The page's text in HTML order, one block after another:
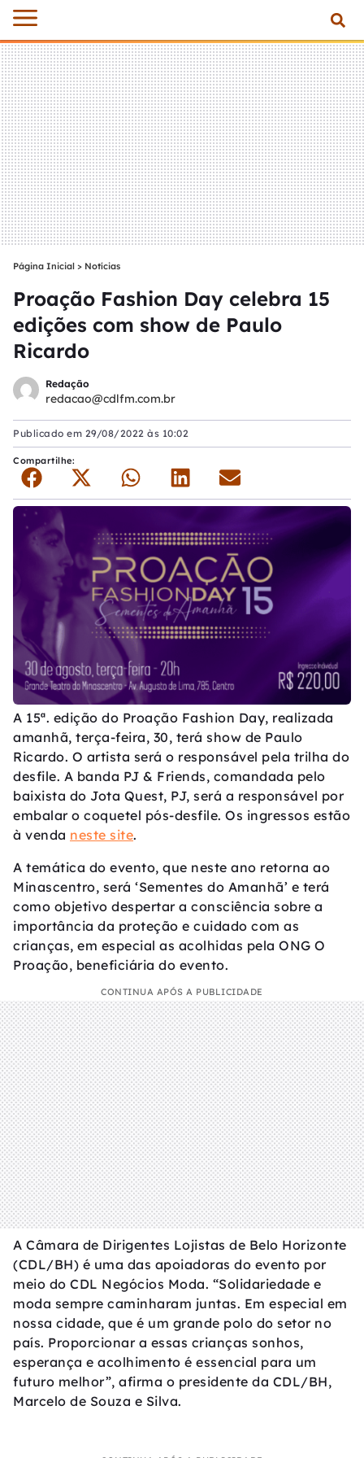
Página Inicial > Notícias
Proação Fashion Day celebra 15
edições com show de Paulo
Ricardo
Redação
redacao@cdlfm.com.br
Publicado em 29/08/2022 às 10:02
Compartilhe:
A 15ª. edição do Proação Fashion Day, realizada
amanhã, terça-feira, 30, terá show de Paulo
Ricardo. O artista será o responsável pela trilha do
desfile. A banda PJ & Friends, comandada pelo
baixista do Jota Quest, PJ, será a responsável por
embalar o coquetel pós-desfile. Os ingressos estão
à venda neste site.
A temática do evento, que neste ano retorna ao
Minascentro, será ‘Sementes do Amanhã’ e terá
como objetivo despertar a consciência sobre a
importância da proteção e cuidado com as
crianças, em especial as acolhidas pela ONG O
Proação, beneficiária do evento.
CONTINUA APÓS A PUBLICIDADE
A Câmara de Dirigentes Lojistas de Belo Horizonte
(CDL/BH) é uma das apoiadoras do evento por
meio do CDL Negócios Moda. “Solidariedade e
moda sempre caminharam juntas. Em especial em
nossa cidade, que é um grande polo do setor no
país. Proporcionar a essas crianças sonhos,
esperança e acolhimento é essencial para um
futuro melhor”, afirma o presidente da CDL/BH,
Marcelo de Souza e Silva.